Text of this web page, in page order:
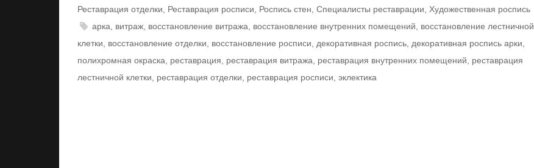
Реставрация отделки
Реставрация росписи Роспись стен Специалисты реставрации
Художественная роспись
арка
витраж восстановление витража восстановление внутренних помещений
восстановление лестничной
клетки
восстановление отделки восстановление росписи декоративная роспись декоративная роспись арки
полихромная окраска
реставрация реставрация витража реставрация внутренних помещений
реставрация
лестничной клетки
реставрация отделки реставрация росписи эклектика